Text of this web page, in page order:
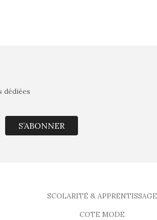
dédiées
S’ABONNER
SCOLARITÉ & APPRENTISSAGE
COTE MODE